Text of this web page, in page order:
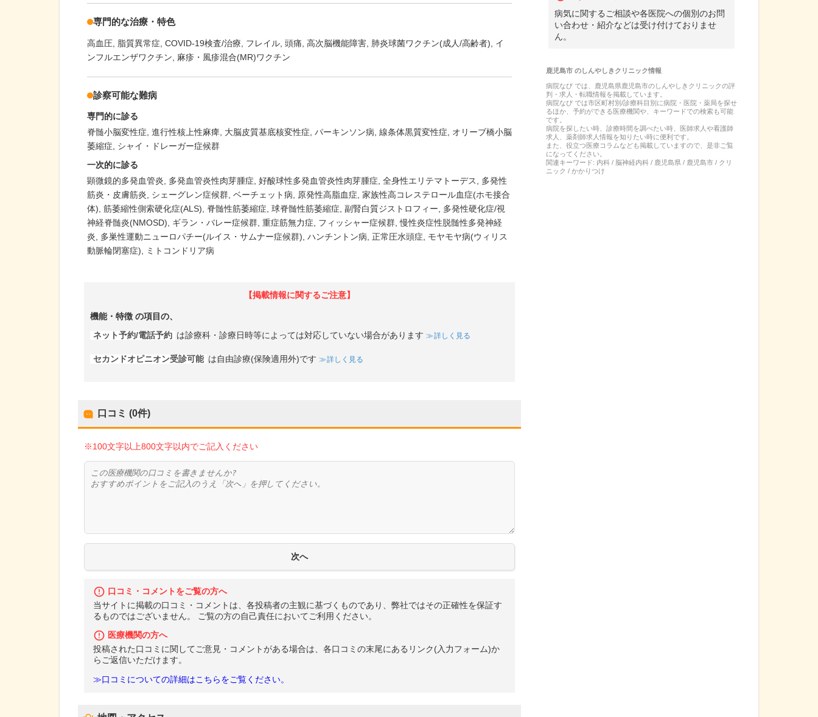
専門的な治療・特色
高血圧 脂質異常症 COVID-19検査/治療 フレイル 頭痛 高次脳機能障害 肺炎球菌ワクチン(成人/高齢者)
イ
ンフルエンザワクチン
麻疹・風疹混合(MR)ワクチン
診察可能な難病
専門的に診る
脊髄小脳変性症 進行性核上性麻痺 大脳皮質基底核変性症 パーキンソン病 線条体黒質変性症
オリーブ橋小脳
萎縮症
シャイ・ドレーガー症候群
一次的に診る
顕微鏡的多発血管炎
多発血管炎性肉芽腫症 好酸球性多発血管炎性肉芽腫症 全身性エリテマトーデス
多発性
筋炎・皮膚筋炎
シェーグレン症候群 ベーチェット病 原発性高脂血症 家族性高コレステロール血症(ホモ接合
体) 筋萎縮性側索硬化症(ALS) 脊髄性筋萎縮症 球脊髄性筋萎縮症 副腎白質ジストロフィー
多発性硬化症/視
神経脊髄炎(NMOSD)
ギラン・バレー症候群 重症筋無力症 フィッシャー症候群 慢性炎症性脱髄性多発神経
炎
多巣性運動ニューロパチー(ルイス・サムナー症候群) ハンチントン病 正常圧水頭症
モヤモヤ病(ウィリス
動脈輪閉塞症)
ミトコンドリア病
【掲載情報に関するご注意】
機能・特徴 の項目の、
ネット予約/電話予約 は診療科・診療日時等によっては対応していない場合があります 詳しく見る
セカンドオピニオン受診可能 は自由診療(保険適用外)です 詳しく見る
口コミ (0件)
※100文字以上800文字以内でご記入ください
口コミ・コメントをご覧の方へ
当サイトに掲載の口コミ・コメントは、各投稿者の主観に基づくものであり、弊社ではその正確性を保証す
るものではございません。 ご覧の方の自己責任においてご利用ください。
医療機関の方へ
投稿された口コミに関してご意見・コメントがある場合は、各口コミの末尾にあるリンク(入力フォーム)か
らご返信いただけます。
≫口コミについての詳細はこちらをご覧ください。
病気に関するご相談や各医院への個別のお問
い合わせ・紹介などは受け付けておりませ
ん。
鹿児島市のしんやしきクリニック情報
病院なび では、 鹿児島県鹿児島市のしんやしきクリニックの評
判・求人・転職情報を掲載しています。
病院なび では市区町村別/診療科目別に病院・医院・薬局を探せ
るほか、予約ができる医療機関や、キーワードでの検索も可能
です。
病院を探したい時、診療時間を調べたい時、医師求人や看護師
求人、薬剤師求人情報を知りたい時に便利です。
また、役立つ医療コラムなども掲載していますので、是非ご覧
になってください。
関連キーワード: 内科 / 脳神経内科 / 鹿児島県 / 鹿児島市 / クリ
ニック / かかりつけ